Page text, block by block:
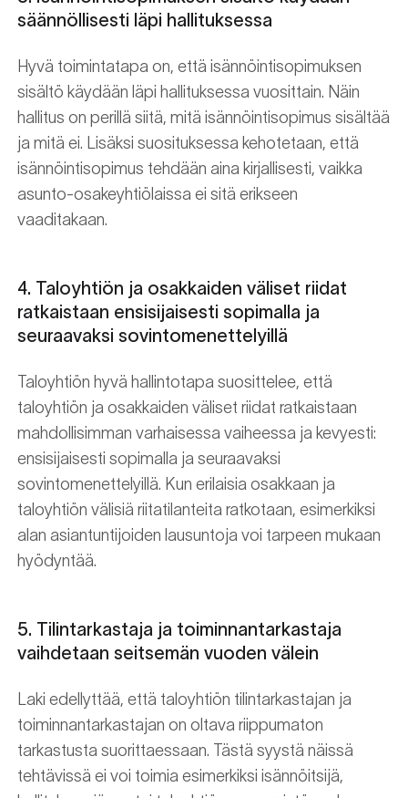
säännöllisesti läpi hallituksessa
Hyvä toimintatapa on, että isännöintisopimuksen
sisältö käydään läpi hallituksessa vuosittain. Näin
hallitus on perillä siitä, mitä isännöintisopimus sisältää
ja mitä ei. Lisäksi suosituksessa kehotetaan, että
isännöintisopimus tehdään aina kirjallisesti, vaikka
asunto-osakeyhtiölaissa ei sitä erikseen
vaaditakaan.
4. Taloyhtiön ja osakkaiden väliset riidat
ratkaistaan ensisijaisesti sopimalla ja
seuraavaksi sovintomenettelyillä
Taloyhtiön hyvä hallintotapa suosittelee, että
taloyhtiön ja osakkaiden väliset riidat ratkaistaan
mahdollisimman varhaisessa vaiheessa ja kevyesti:
ensisijaisesti sopimalla ja seuraavaksi
sovintomenettelyillä. Kun erilaisia osakkaan ja
taloyhtiön välisiä riitatilanteita ratkotaan, esimerkiksi
alan asiantuntijoiden lausuntoja voi tarpeen mukaan
hyödyntää.
5. Tilintarkastaja ja toiminnantarkastaja
vaihdetaan seitsemän vuoden välein
Laki edellyttää, että taloyhtiön tilintarkastajan ja
toiminnantarkastajan on oltava riippumaton
tarkastusta suorittaessaan. Tästä syystä näissä
tehtävissä ei voi toimia esimerkiksi isännöitsijä,